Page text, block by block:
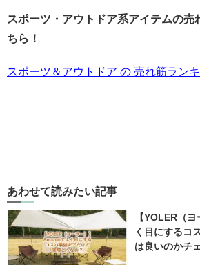
スポーツ・アウトドア系アイテムの売
ちら！
スポーツ＆アウトドア の 売れ筋ラン
あわせて読みたい記事
【YOLER（
く目にするコ
は良いのかチ